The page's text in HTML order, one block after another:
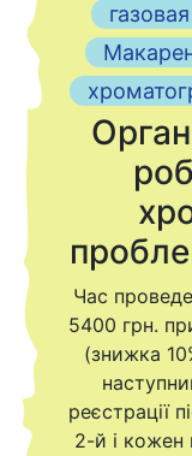
Час
5400 грн.
(знижка
реєстрації
2-й і кожен